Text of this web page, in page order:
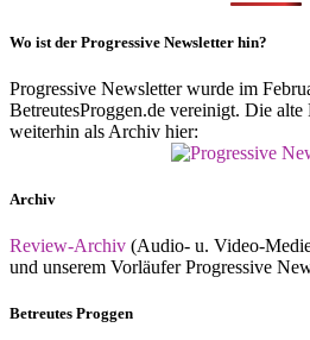
Wo ist der Progressive Newsletter hin?
Progressive Newsletter wurde im
BetreutesProggen.de vereinigt. Die
weiterhin als Archiv hier:
Archiv
Review-Archiv (Audio- u. Video-
und unserem Vorläufer Progressive
Betreutes Proggen